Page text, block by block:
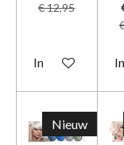
€ 12,95
In winkelwagen
Nieuw